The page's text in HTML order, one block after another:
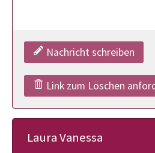
Nachricht schreiben
Link zum Löschen
Laura Vanessa